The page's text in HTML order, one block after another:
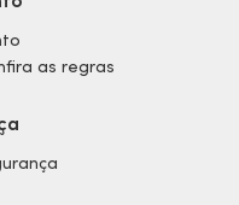
as regras